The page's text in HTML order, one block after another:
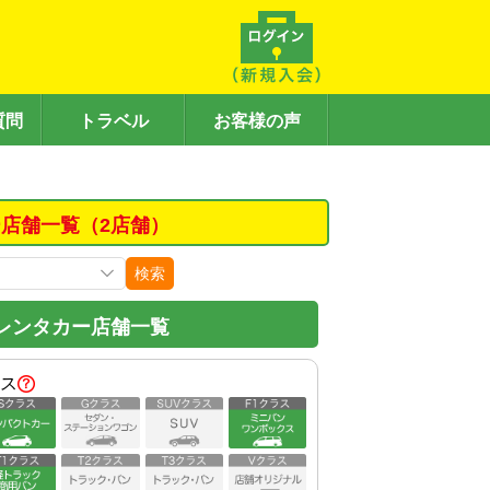
問 トラベル お客様の声
舗一覧（2店舗）
検索
ンタカー店舗一覧